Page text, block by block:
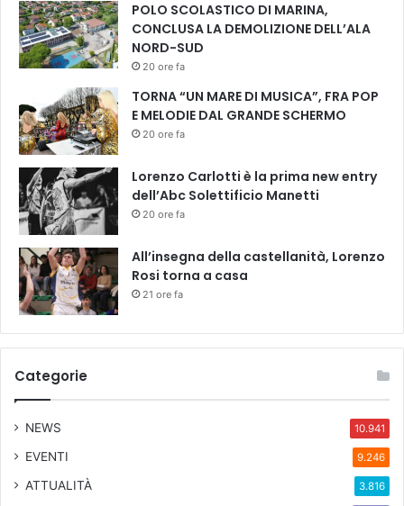
POLO SCOLASTICO DI MARINA,
CONCLUSA LA DEMOLIZIONE DELL’ALA
NORD-SUD
20 ore fa
TORNA “UN MARE DI MUSICA”, FRA POP
E MELODIE DAL GRANDE SCHERMO
20 ore fa
Lorenzo Carlotti è la prima new entry
dell’Abc Solettificio Manetti
20 ore fa
All’insegna della castellanità, Lorenzo
Rosi torna a casa
21 ore fa
Categorie
NEWS 10.941
EVENTI 9.246
ATTUALITÀ 3.816